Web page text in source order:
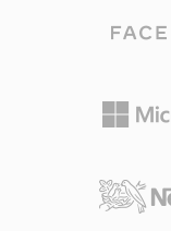
スピーカー
社全体の着
仕様で定義
コーデック
— 12.2 kbps
のボイスメ